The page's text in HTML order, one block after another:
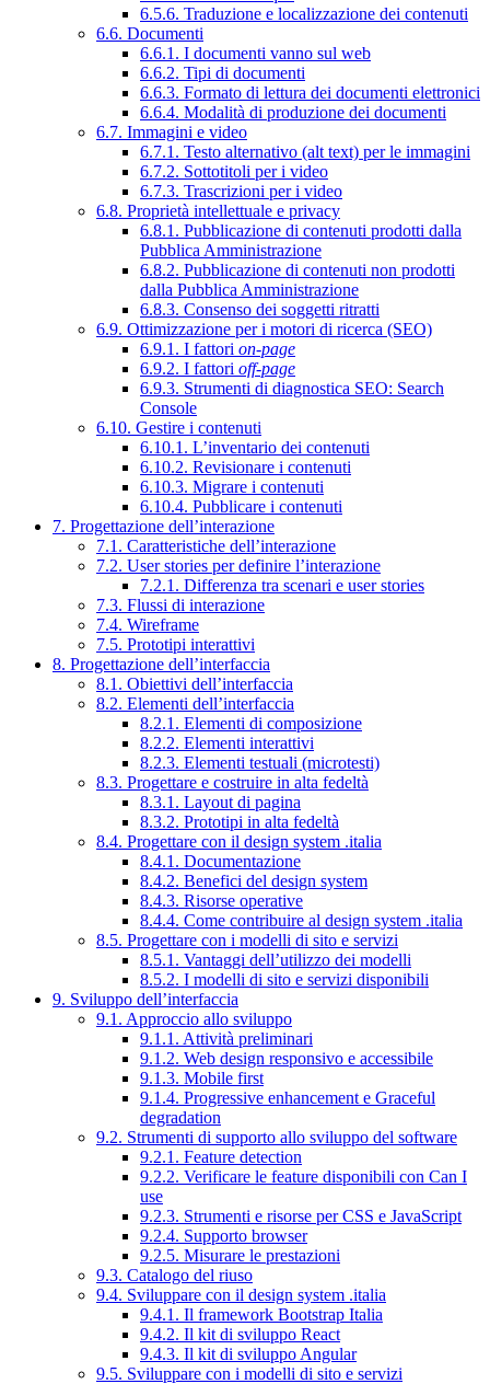
6.5.6. Traduzione e localizzazione dei contenuti
6.6. Documenti
6.6.1. I documenti vanno sul web
6.6.2. Tipi di documenti
6.6.3. Formato di lettura dei documenti elettronici
6.6.4. Modalità di produzione dei documenti
6.7. Immagini e video
6.7.1. Testo alternativo (alt text) per le immagini
6.7.2. Sottotitoli per i video
6.7.3. Trascrizioni per i video
6.8. Proprietà intellettuale e privacy
6.8.1. Pubblicazione di contenuti prodotti dalla
Pubblica Amministrazione
6.8.2. Pubblicazione di contenuti non prodotti
dalla Pubblica Amministrazione
6.8.3. Consenso dei soggetti ritratti
6.9. Ottimizzazione per i motori di ricerca (SEO)
6.9.1. I fattori on-page
6.9.2. I fattori off-page
6.9.3. Strumenti di diagnostica SEO: Search
Console
6.10. Gestire i contenuti
6.10.1. L’inventario dei contenuti
6.10.2. Revisionare i contenuti
6.10.3. Migrare i contenuti
6.10.4. Pubblicare i contenuti
7. Progettazione dell’interazione
7.1. Caratteristiche dell’interazione
7.2. User stories per definire l’interazione
7.2.1. Differenza tra scenari e user stories
7.3. Flussi di interazione
7.4. Wireframe
7.5. Prototipi interattivi
8. Progettazione dell’interfaccia
8.1. Obiettivi dell’interfaccia
8.2. Elementi dell’interfaccia
8.2.1. Elementi di composizione
8.2.2. Elementi interattivi
8.2.3. Elementi testuali (microtesti)
8.3. Progettare e costruire in alta fedeltà
8.3.1. Layout di pagina
8.3.2. Prototipi in alta fedeltà
8.4. Progettare con il design system .italia
8.4.1. Documentazione
8.4.2. Benefici del design system
8.4.3. Risorse operative
8.4.4. Come contribuire al design system .italia
8.5. Progettare con i modelli di sito e servizi
8.5.1. Vantaggi dell’utilizzo dei modelli
8.5.2. I modelli di sito e servizi disponibili
9. Sviluppo dell’interfaccia
9.1. Approccio allo sviluppo
9.1.1. Attività preliminari
9.1.2. Web design responsivo e accessibile
9.1.3. Mobile first
9.1.4. Progressive enhancement e Graceful
degradation
9.2. Strumenti di supporto allo sviluppo del software
9.2.1. Feature detection
9.2.2. Verificare le feature disponibili con Can I
use
9.2.3. Strumenti e risorse per CSS e JavaScript
9.2.4. Supporto browser
9.2.5. Misurare le prestazioni
9.3. Catalogo del riuso
9.4. Sviluppare con il design system .italia
9.4.1. Il framework Bootstrap Italia
9.4.2. Il kit di sviluppo React
9.4.3. Il kit di sviluppo Angular
9.5. Sviluppare con i modelli di sito e servizi